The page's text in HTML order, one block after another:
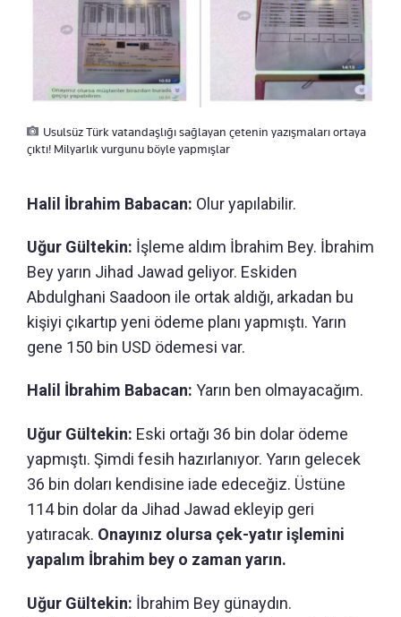
Usulsüz Türk vatandaşlığı sağlayan çetenin yazışmaları ortaya
çıktı! Milyarlık vurgunu böyle yapmışlar
Halil İbrahim Babacan: Olur yapılabilir.
Uğur Gültekin: İşleme aldım İbrahim Bey. İbrahim
Bey yarın Jihad Jawad geliyor. Eskiden
Abdulghani Saadoon ile ortak aldığı, arkadan bu
kişiyi çıkartıp yeni ödeme planı yapmıştı. Yarın
gene 150 bin USD ödemesi var.
Halil İbrahim Babacan: Yarın ben olmayacağım.
Uğur Gültekin: Eski ortağı 36 bin dolar ödeme
yapmıştı. Şimdi fesih hazırlanıyor. Yarın gelecek
36 bin doları kendisine iade edeceğiz. Üstüne
114 bin dolar da Jihad Jawad ekleyip geri
yatıracak. Onayınız olursa çek-yatır işlemini
yapalım İbrahim bey o zaman yarın.
Uğur Gültekin: İbrahim Bey günaydın.